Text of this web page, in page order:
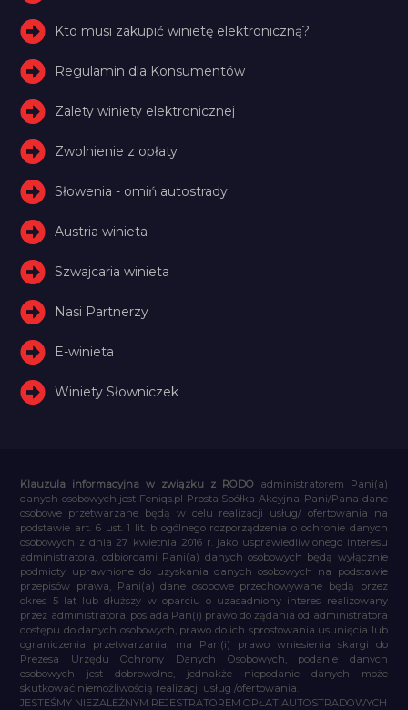
Kto musi zakupić winietę elektroniczną?
Regulamin dla Konsumentów
Zalety winiety elektronicznej
Zwolnienie z opłaty
Słowenia - omiń autostrady
Austria winieta
Szwajcaria winieta
Nasi Partnerzy
E-winieta
Winiety Słowniczek
Klauzula informacyjna w związku z RODO administratorem Pani(a)
danych osobowych jest Feniqs.pl Prosta Spółka Akcyjna. Pani/Pana dane
osobowe przetwarzane będą w celu realizacji usług/ ofertowania na
podstawie art. 6 ust. 1 lit. b ogólnego rozporządzenia o ochronie danych
osobowych z dnia 27 kwietnia 2016 r. jako usprawiedliwionego interesu
administratora, odbiorcami Pani(a) danych osobowych będą wyłącznie
podmioty uprawnione do uzyskania danych osobowych na podstawie
przepisów prawa, Pani(a) dane osobowe przechowywane będą przez
okres 5 lat lub dłuższy w oparciu o uzasadniony interes realizowany
przez administratora, posiada Pan(i) prawo do żądania od administratora
dostępu do danych osobowych, prawo do ich sprostowania usunięcia lub
ograniczenia przetwarzania, ma Pan(i) prawo wniesienia skargi do
Prezesa Urzędu Ochrony Danych Osobowych, podanie danych
osobowych jest dobrowolne, jednakże niepodanie danych może
skutkować niemożliwością realizacji usług /ofertowania.
JESTEŚMY NIEZALEŻNYM REJESTRATOREM OPŁAT AUTOSTRADOWYCH